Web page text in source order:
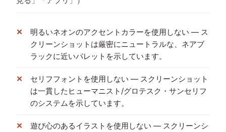
明るいネオンのアクセントカラーを使用しない — ス
クリーンショットは厳密にニュートラルな、ネアブ
ラックに近いパレットを示しています。
セリフフォントを使用しない — スクリーンショット
は一貫したヒューマニスト/グロテスク・サンセリフ
のシステムを示しています。
遊び心のあるイラストを使用しない — スクリーンシ